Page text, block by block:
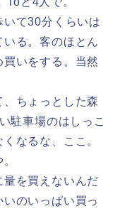
て30分くらいは
る。客のほとん
いをする。当然
ちょっとした森
駐車場のはしっこ
なるな、ここ。
を買えないんだ
のいっぱい買っ